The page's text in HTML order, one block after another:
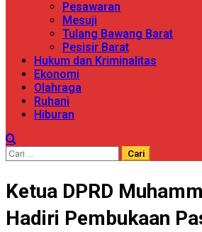
Pesawaran
Mesuji
Tulang Bawang Barat
Pesisir Barat
Hukum dan Kriminalitas
Ekonomi
Olahraga
Ruhani
Hiburan
Cari
Ketua DPRD
Hadiri Pembukaan